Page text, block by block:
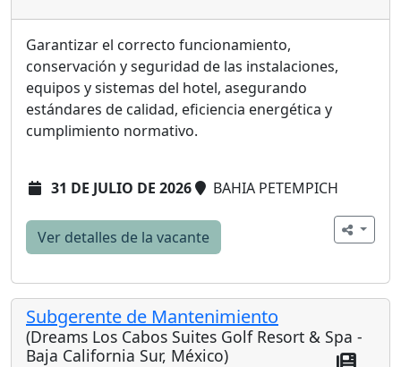
Garantizar el correcto funcionamiento,
conservación y seguridad de las instalaciones,
equipos y sistemas del hotel, asegurando
estándares de calidad, eficiencia energética y
cumplimiento normativo.
31 DE JULIO DE 2026 BAHIA PETEMPICH
Ver detalles de la vacante
Subgerente de Mantenimiento
(Dreams Los Cabos Suites Golf Resort & Spa -
Baja California Sur, México)